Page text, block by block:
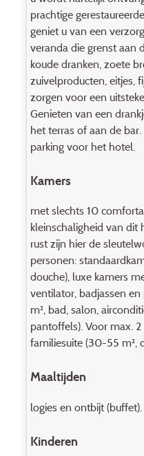
prachtige
geniet u van een
veranda die grenst aan
koude dranken, zoete
zuivelproducten, eitjes,
zorgen voor een
Genieten van een
het terras of aan de
parking voor het hotel.
Kamers
met slechts 10
kleinschaligheid van dit
rust zijn hier de
personen:
douche), luxe kamers
ventilator, badjassen
m², bad, salon,
pantoffels). Voor max.
familiesuite (30-55 m²,
Maaltijden
logies en ontbijt (buffet).
Kinderen